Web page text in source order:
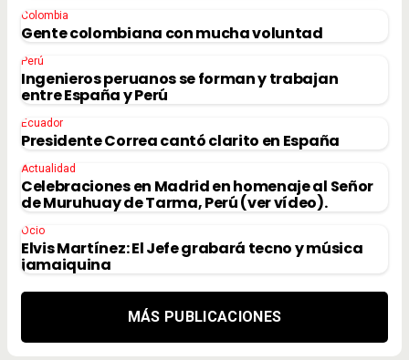
Colombia
Gente colombiana con mucha voluntad
Perú
Ingenieros peruanos se forman y trabajan
entre España y Perú
Ecuador
Presidente Correa cantó clarito en España
Actualidad
Celebraciones en Madrid en homenaje al Señor
de Muruhuay de Tarma, Perú (ver vídeo).
Ocio
Elvis Martínez: El Jefe grabará tecno y música
jamaiquina
MÁS PUBLICACIONES